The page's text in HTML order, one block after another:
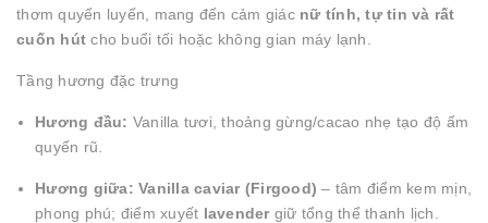
thơm quyến luyến, mang đến cảm giác nữ tính, tự tin và rất
cuốn hút cho buổi tối hoặc không gian máy lạnh.
Tầng hương đặc trưng
Hương đầu: Vanilla tươi, thoảng gừng/cacao nhẹ tạo độ ấm
quyến rũ.
Hương giữa: Vanilla caviar (Firgood) – tâm điểm kem mịn,
phong phú; điểm xuyết lavendergiữ tổng thể thanh lịch.